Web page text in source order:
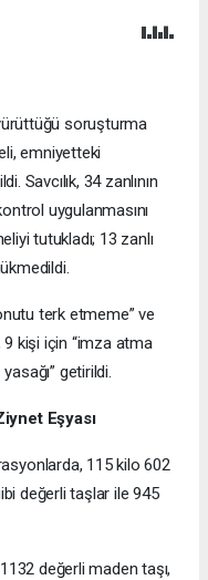
yürüttüğü soruşturma
emniyetteki
Savcılık, 34 zanlının
uygulanmasını
tutukladı; 13 zanlı
terk etmeme” ve
9 kişi için “imza atma
getirildi.
Eşyası
115 kilo 602
değerli taşlar ile 945
değerli maden taşı,